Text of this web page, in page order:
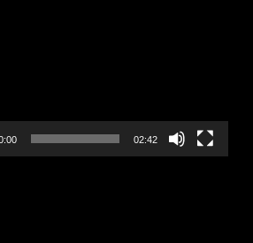
02:42